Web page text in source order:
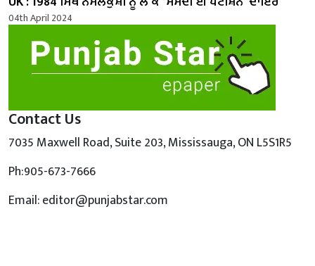
04th April 2024
Contact Us
7035 Maxwell Road, Suite 203, Mississauga, ON L5S1R5
Ph:905-673-7666
Email: editor@punjabstar.com